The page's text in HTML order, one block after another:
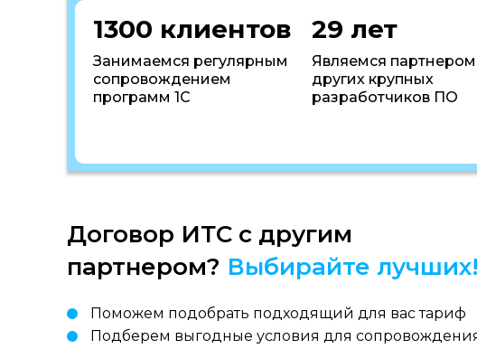
1300 клиентов
Занимаемся регулярным
сопровождением
программ 1С
29 лет
Являемся партнером
других крупных
разработчиков ПО
Договор ИТС с другим
партнером? Выбирайте лучших!
Поможем подобрать подходящий для вас тариф
Подберем выгодные условия для